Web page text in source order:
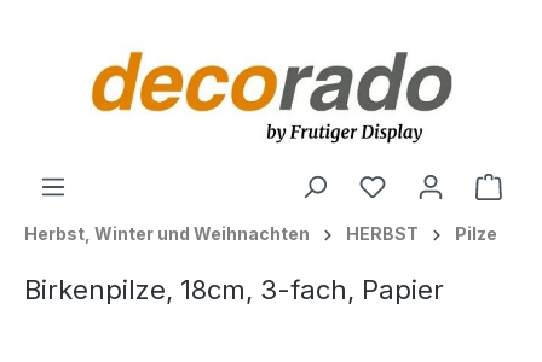
Herbst, Winter und Weihnachten HERBST Pilze
Birkenpilze, 18cm, 3-fach, Papier